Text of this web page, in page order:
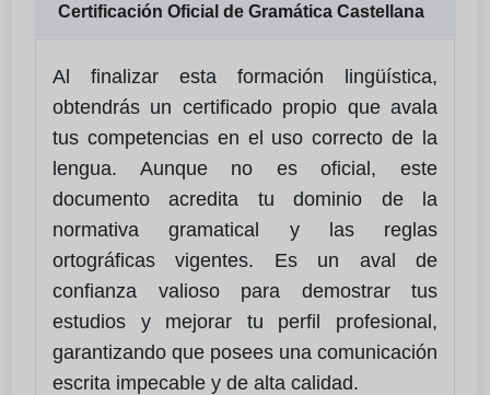
Certificación Oficial de Gramática Castellana
Al finalizar esta formación lingüística,
obtendrás un certificado propio que avala
tus competencias en el uso correcto de la
lengua. Aunque no es oficial, este
documento acredita tu dominio de la
normativa gramatical y las reglas
ortográficas vigentes. Es un aval de
confianza valioso para demostrar tus
estudios y mejorar tu perfil profesional,
garantizando que posees una comunicación
escrita impecable y de alta calidad.